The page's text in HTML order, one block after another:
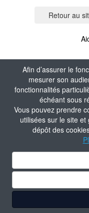
Afin d’assurer le
mesurer son
fonctionnalités
échéant sous
Vous pouvez prendre
utilisées sur le site
dépôt des